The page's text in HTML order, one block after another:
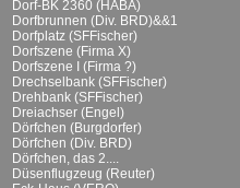
Dorf-BK 2360 (HABA)
Dorfbrunnen (Div. BRD)&&1
Dorfplatz (SFFischer)
Dorfszene (Firma X)
Dorfszene I (Firma ?)
Drechselbank (SFFischer)
Drehbank (SFFischer)
Dreiachser (Engel)
Dörfchen (Burgdorfer)
Dörfchen (Div. BRD)
Dörfchen, das 2....
Düsenflugzeug (Reuter)